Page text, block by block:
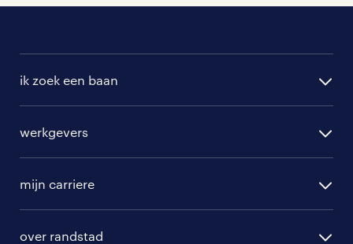
ik zoek een baan
randstad professional
randstad digital
werkgevers
hr-diensten
mijn carriere
over randstad